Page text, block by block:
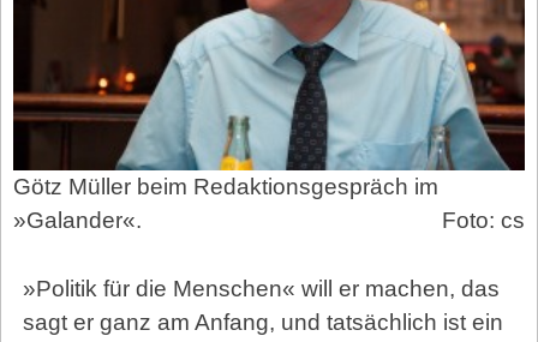
Götz Müller beim Redaktionsgespräch im
»Galander«.
Foto: cs
»Politik für die Menschen« will er machen, das
sagt er ganz am Anfang, und tatsächlich ist ein